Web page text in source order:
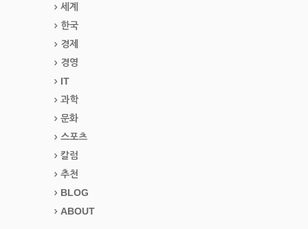
세계
한국
경제
경영
IT
과학
문화
스포츠
칼럼
추천
BLOG
ABOUT